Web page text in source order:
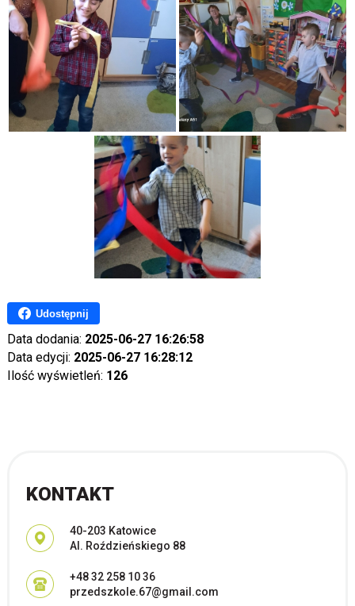
Udostępnij
Data dodania: 2025-06-27 16:26:58
Data edycji: 2025-06-27 16:28:12
Ilość wyświetleń: 126
KONTAKT
Adres pocztowy:
40-203 Katowice
Al. Roździeńskiego 88
+48 32 258 10 36
przedszkole.67@gmail.com